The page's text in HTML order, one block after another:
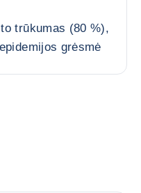
trūkumas (80 %),
grėsmė